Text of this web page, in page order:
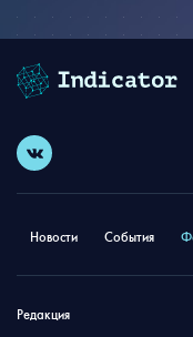
Новости События
Редакция